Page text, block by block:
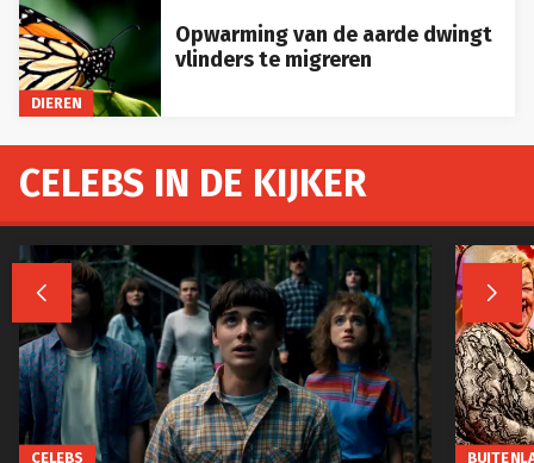
DIEREN
Opwarming van de aarde dwingt
vlinders te migreren
CELEBS IN DE KIJKER
 
CELEBS